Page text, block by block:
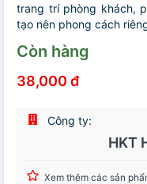
trang trí phòng khách,
tạo nên phong cách
Còn hàng
38,000 đ
Công ty:
HKT
Xem thêm các sản